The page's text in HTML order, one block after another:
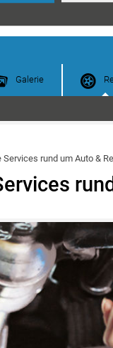
Galerie
Services rund um Auto &